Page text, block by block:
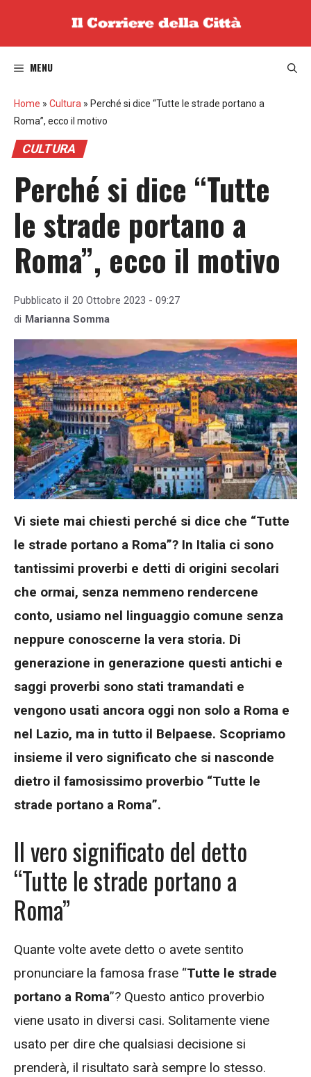
MENU
Home » Cultura » Perché si dice “Tutte le strade portano a
Roma”, ecco il motivo
CULTURA
Perché si dice “Tutte
le strade portano a
Roma”, ecco il motivo
Pubblicato il 20 Ottobre 2023 - 09:27
di Marianna Somma
Vi siete mai chiesti perché si dice che “Tutte
le strade portano a Roma”? In Italia ci sono
tantissimi proverbi e detti di origini secolari
che ormai, senza nemmeno rendercene
conto, usiamo nel linguaggio comune senza
neppure conoscerne la vera storia. Di
generazione in generazione questi antichi e
saggi proverbi sono stati tramandati e
vengono usati ancora oggi non solo a Roma e
nel Lazio, ma in tutto il Belpaese. Scopriamo
insieme il vero significato che si nasconde
dietro il famosissimo proverbio “Tutte le
strade portano a Roma”.
Il vero significato del detto
“Tutte le strade portano a
Roma”
Quante volte avete detto o avete sentito
pronunciare la famosa frase “Tutte le strade
portano a Roma”? Questo antico proverbio
viene usato in diversi casi. Solitamente viene
usato per dire che qualsiasi decisione si
prenderà, il risultato sarà sempre lo stesso.